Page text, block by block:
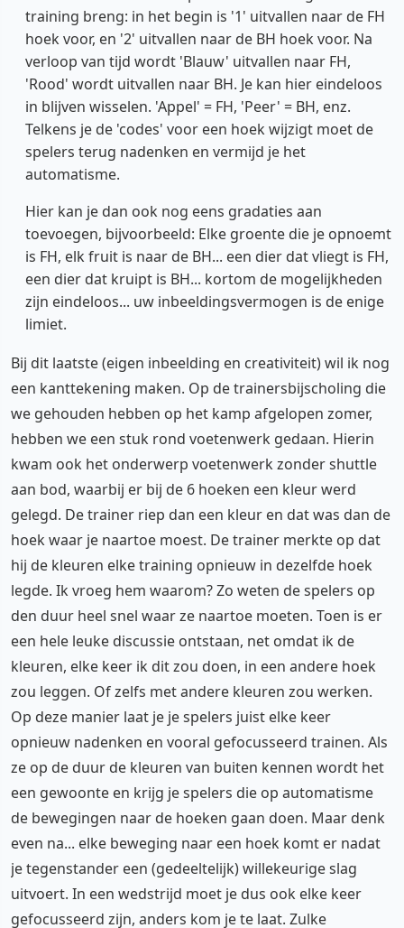
training breng: in het begin is '1' uitvallen naar de FH
hoek voor, en '2' uitvallen naar de BH hoek voor. Na
verloop van tijd wordt 'Blauw' uitvallen naar FH,
'Rood' wordt uitvallen naar BH. Je kan hier eindeloos
in blijven wisselen. 'Appel' = FH, 'Peer' = BH, enz.
Telkens je de 'codes' voor een hoek wijzigt moet de
spelers terug nadenken en vermijd je het
automatisme.
Hier kan je dan ook nog eens gradaties aan
toevoegen, bijvoorbeeld: Elke groente die je opnoemt
is FH, elk fruit is naar de BH... een dier dat vliegt is FH,
een dier dat kruipt is BH... kortom de mogelijkheden
zijn eindeloos... uw inbeeldingsvermogen is de enige
limiet.
Bij dit laatste (eigen inbeelding en creativiteit) wil ik nog
een kanttekening maken. Op de trainersbijscholing die
we gehouden hebben op het kamp afgelopen zomer,
hebben we een stuk rond voetenwerk gedaan. Hierin
kwam ook het onderwerp voetenwerk zonder shuttle
aan bod, waarbij er bij de 6 hoeken een kleur werd
gelegd. De trainer riep dan een kleur en dat was dan de
hoek waar je naartoe moest. De trainer merkte op dat
hij de kleuren elke training opnieuw in dezelfde hoek
legde. Ik vroeg hem waarom? Zo weten de spelers op
den duur heel snel waar ze naartoe moeten. Toen is er
een hele leuke discussie ontstaan, net omdat ik de
kleuren, elke keer ik dit zou doen, in een andere hoek
zou leggen. Of zelfs met andere kleuren zou werken.
Op deze manier laat je je spelers juist elke keer
opnieuw nadenken en vooral gefocusseerd trainen. Als
ze op de duur de kleuren van buiten kennen wordt het
een gewoonte en krijg je spelers die op automatisme
de bewegingen naar de hoeken gaan doen. Maar denk
even na... elke beweging naar een hoek komt er nadat
je tegenstander een (gedeeltelijk) willekeurige slag
uitvoert. In een wedstrijd moet je dus ook elke keer
gefocusseerd zijn, anders kom je te laat. Zulke